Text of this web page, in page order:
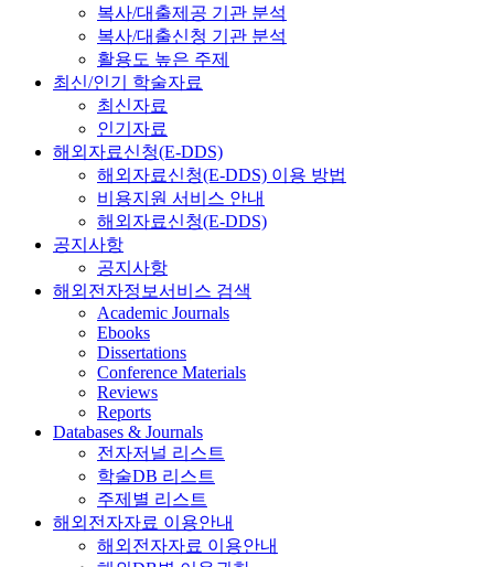
복사/대출제공 기관 분석
복사/대출신청 기관 분석
활용도 높은 주제
최신/인기 학술자료
최신자료
인기자료
해외자료신청(E-DDS)
해외자료신청(E-DDS) 이용 방법
비용지원 서비스 안내
해외자료신청(E-DDS)
공지사항
공지사항
해외전자정보서비스 검색
Academic Journals
Ebooks
Dissertations
Conference Materials
Reviews
Reports
Databases & Journals
전자저널 리스트
학술DB 리스트
주제별 리스트
해외전자자료 이용안내
해외전자자료 이용안내